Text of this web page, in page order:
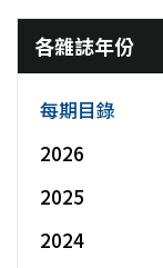
各雜誌年份
每期目錄
2026
2025
2024